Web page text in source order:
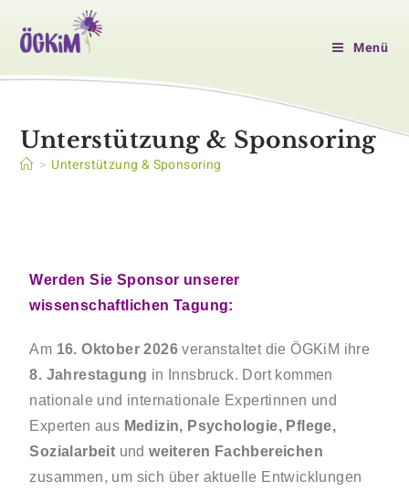
Menü
Unterstützung & Sponsoring
> Unterstützung & Sponsoring
Werden Sie Sponsor unserer
wissenschaftlichen Tagung:
Am 16. Oktober 2026veranstaltet die ÖGKiM ihre
8. Jahrestagung in Innsbruck. Dort kommen
nationale und internationale Expertinnen und
Experten aus Medizin, Psychologie, Pflege,
Sozialarbeit undweiteren Fachbereichen
zusammen, um sich über aktuelle Entwicklungen